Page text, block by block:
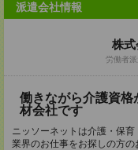
派遣会社情報
株式
労働者
働きながら介護資
材会社です
ニッソーネットは介護・保
業界のお仕事をお探しの方